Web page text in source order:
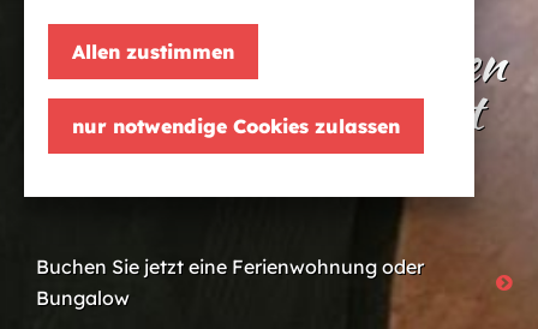
Feiern und übernachten
im Naherholungsgebiet
Bad Erna
Buchen Sie jetzt eine Ferienwohnung oder
Bungalow
Allen zustimmen
nur notwendige Cookies zulassen